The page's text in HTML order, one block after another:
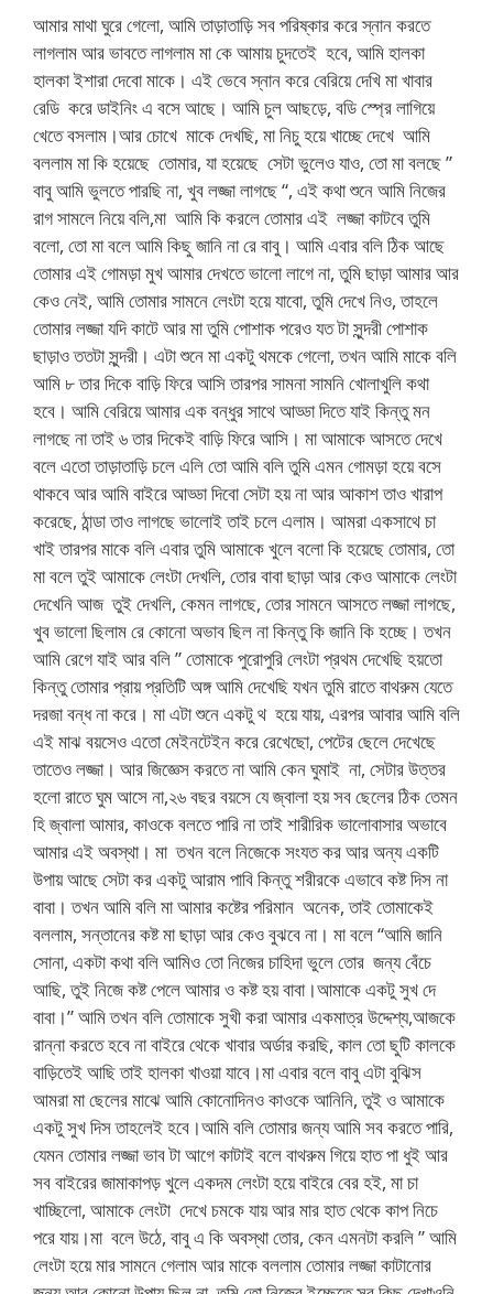
আমার মাথা ঘুরে গেলো, আমি তাড়াতাড়ি সব পরিষ্কার করে স্নান করতে
লাগলাম আর ভাবতে লাগলাম মা কে আমায় চুদতেই হবে, আমি হালকা
হালকা ইশারা দেবো মাকে। এই ভেবে স্নান করে বেরিয়ে দেখি মা খাবার
রেডি করে ডাইনিং এ বসে আছে। আমি চুল আছড়ে, বডি স্প্রে লাগিয়ে
খেতে বসলাম।আর চোখে মাকে দেখছি, মা নিচু হয়ে খাচ্ছে দেখে আমি
বললাম মা কি হয়েছে তোমার, যা হয়েছে সেটা ভুলেও যাও, তো মা বলছে ”
বাবু আমি ভুলতে পারছি না, খুব লজ্জা লাগছে “, এই কথা শুনে আমি নিজের
রাগ সামলে নিয়ে বলি,মা আমি কি করলে তোমার এই লজ্জা কাটবে তুমি
বলো, তো মা বলে আমি কিছু জানি না রে বাবু। আমি এবার বলি ঠিক আছে
তোমার এই গোমড়া মুখ আমার দেখতে ভালো লাগে না, তুমি ছাড়া আমার আর
কেও নেই, আমি তোমার সামনে লেংটা হয়ে যাবো, তুমি দেখে নিও, তাহলে
তোমার লজ্জা যদি কাটে আর মা তুমি পোশাক পরেও যত টা সুন্দরী পোশাক
ছাড়াও ততটা সুন্দরী। এটা শুনে মা একটু থমকে গেলো, তখন আমি মাকে বলি
আমি ৮ তার দিকে বাড়ি ফিরে আসি তারপর সামনা সামনি খোলাখুলি কথা
হবে। আমি বেরিয়ে আমার এক বন্ধুর সাথে আড্ডা দিতে যাই কিন্তু মন
লাগছে না তাই ৬ তার দিকেই বাড়ি ফিরে আসি। মা আমাকে আসতে দেখে
বলে এতো তাড়াতাড়ি চলে এলি তো আমি বলি তুমি এমন গোমড়া হয়ে বসে
থাকবে আর আমি বাইরে আড্ডা দিবো সেটা হয় না আর আকাশ তাও খারাপ
করেছে, ঠান্ডা তাও লাগছে ভালোই তাই চলে এলাম। আমরা একসাথে চা
খাই তারপর মাকে বলি এবার তুমি আমাকে খুলে বলো কি হয়েছে তোমার, তো
মা বলে তুই আমাকে লেংটা দেখলি, তোর বাবা ছাড়া আর কেও আমাকে লেংটা
দেখেনি আজ তুই দেখলি, কেমন লাগছে, তোর সামনে আসতে লজ্জা লাগছে,
খুব ভালো ছিলাম রে কোনো অভাব ছিল না কিন্তু কি জানি কি হচ্ছে। তখন
আমি রেগে যাই আর বলি ” তোমাকে পুরোপুরি লেংটা প্রথম দেখেছি হয়তো
কিন্তু তোমার প্রায় প্রতিটি অঙ্গ আমি দেখেছি যখন তুমি রাতে বাথরুম যেতে
দরজা বন্ধ না করে। মা এটা শুনে একটু থ হয়ে যায়, এরপর আবার আমি বলি
এই মাঝ বয়সেও এতো মেইনটেইন করে রেখেছো, পেটের ছেলে দেখেছে
তাতেও লজ্জা। আর জিজ্ঞেস করতে না আমি কেন ঘুমাই না, সেটার উত্তর
হলো রাতে ঘুম আসে না,২৬ বছর বয়সে যে জ্বালা হয় সব ছেলের ঠিক তেমন
হি জ্বালা আমার, কাওকে বলতে পারি না তাই শারীরিক ভালোবাসার অভাবে
আমার এই অবস্থা। মা তখন বলে নিজেকে সংযত কর আর অন্য একটি
উপায় আছে সেটা কর একটু আরাম পাবি কিন্তু শরীরকে এভাবে কষ্ট দিস না
বাবা। তখন আমি বলি মা আমার কষ্টের পরিমান অনেক, তাই তোমাকেই
বললাম, সন্তানের কষ্ট মা ছাড়া আর কেও বুঝবে না। মা বলে “আমি জানি
সোনা, একটা কথা বলি আমিও তো নিজের চাহিদা ভুলে তোর জন্য বেঁচে
আছি, তুই নিজে কষ্ট পেলে আমার ও কষ্ট হয় বাবা।আমাকে একটু সুখ দে
বাবা।” আমি তখন বলি তোমাকে সুখী করা আমার একমাত্র উদ্দেশ্য,আজকে
রান্না করতে হবে না বাইরে থেকে খাবার অর্ডার করছি, কাল তো ছুটি কালকে
বাড়িতেই আছি তাই হালকা খাওয়া যাবে।মা এবার বলে বাবু এটা বুঝিস
আমরা মা ছেলের মাঝে আমি কোনোদিনও কাওকে আনিনি, তুই ও আমাকে
একটু সুখ দিস তাহলেই হবে।আমি বলি তোমার জন্য আমি সব করতে পারি,
যেমন তোমার লজ্জা ভাব টা আগে কাটাই বলে বাথরুম গিয়ে হাত পা ধুই আর
সব বাইরের জামাকাপড় খুলে একদম লেংটা হয়ে বাইরে বের হই, মা চা
খাচ্ছিলো, আমাকে লেংটা দেখে চমকে যায় আর মার হাত থেকে কাপ নিচে
পরে যায়।মা বলে উঠে, বাবু এ কি অবস্থা তোর, কেন এমনটা করলি ” আমি
লেংটা হয়ে মার সামনে গেলাম আর মাকে বললাম তোমার লজ্জা কাটানোর